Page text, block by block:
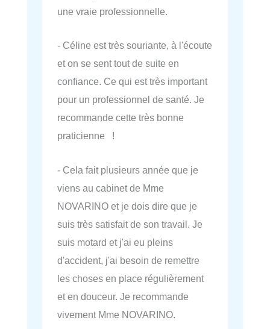
une vraie professionnelle.
- Céline est très souriante, à l'écoute
et on se sent tout de suite en
confiance. Ce qui est très important
pour un professionnel de santé. Je
recommande cette très bonne
praticienne !
- Cela fait plusieurs année que je
viens au cabinet de Mme
NOVARINO et je dois dire que je
suis très satisfait de son travail. Je
suis motard et j'ai eu pleins
d'accident, j'ai besoin de remettre
les choses en place régulièrement
et en douceur. Je recommande
vivement Mme NOVARINO.